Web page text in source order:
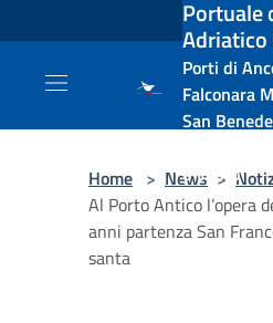
Salta al contenuto principalePortuale
Adriatico
Porti di
Falconara
San
e Vasto
Home > News >
Al Porto Antico l’opera
anni partenza San
santa